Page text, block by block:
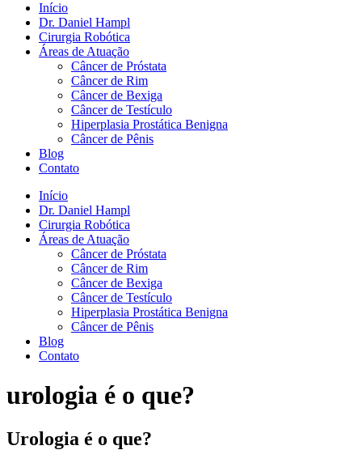
Início
Dr. Daniel Hampl
Cirurgia Robótica
Áreas de Atuação
Câncer de Próstata
Câncer de Rim
Câncer de Bexiga
Câncer de Testículo
Hiperplasia Prostática Benigna
Câncer de Pênis
Blog
Contato
Início
Dr. Daniel Hampl
Cirurgia Robótica
Áreas de Atuação
Câncer de Próstata
Câncer de Rim
Câncer de Bexiga
Câncer de Testículo
Hiperplasia Prostática Benigna
Câncer de Pênis
Blog
Contato
urologia é o que?
Urologia é o que?